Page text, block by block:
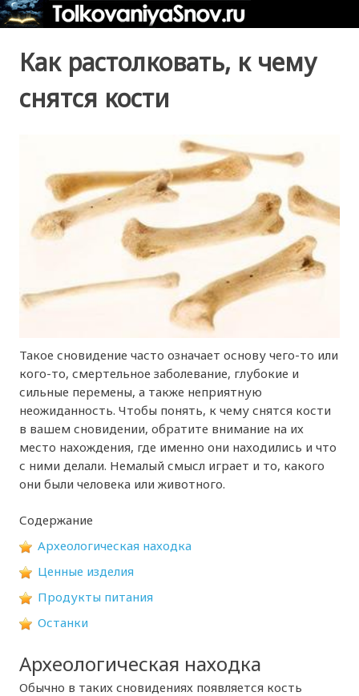
Как растолковать, к чему
снятся кости
Такое сновидение часто означает основу чего-то или
кого-то, смертельное заболевание, глубокие и
сильные перемены, а также неприятную
неожиданность. Чтобы понять, к чему снятся кости
в вашем сновидении, обратите внимание на их
место нахождения, где именно они находились и что
с ними делали. Немалый смысл играет и то, какого
они были человека или животного.
Содержание
Археологическая находка
Ценные изделия
Продукты питания
Останки
Археологическая находка
Обычно в таких сновидениях появляется кость